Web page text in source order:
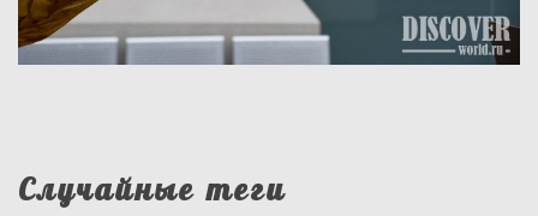
Случайные теги